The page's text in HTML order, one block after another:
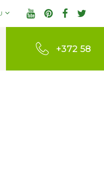
+372 58